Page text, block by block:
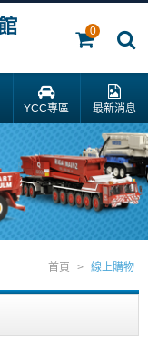
0
YCC專區 最新消息
首頁 > 線上購物